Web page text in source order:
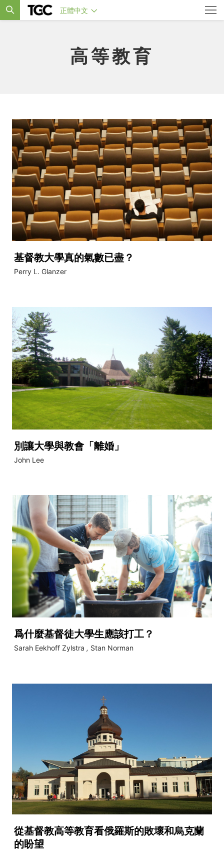
正體中文
高等教育
基督教大學真的氣數已盡？
Perry L. Glanzer
別讓大學與教會「離婚」
John Lee
爲什麼基督徒大學生應該打工？
Sarah Eekhoff Zylstra , Stan Norman
從基督教高等教育看俄羅斯的敗壞和烏克蘭
的盼望